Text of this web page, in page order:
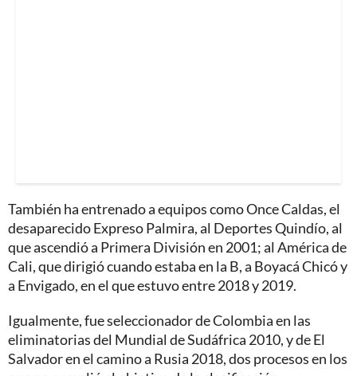
También ha entrenado a equipos como Once Caldas, el
desaparecido Expreso Palmira, al Deportes Quindío, al
que ascendió a Primera División en 2001; al América de
Cali, que dirigió cuando estaba en la B, a Boyacá Chicó y
a Envigado, en el que estuvo entre 2018 y 2019.
Igualmente, fue seleccionador de Colombia en las
eliminatorias del Mundial de Sudáfrica 2010, y de El
Salvador en el camino a Rusia 2018, dos procesos en los